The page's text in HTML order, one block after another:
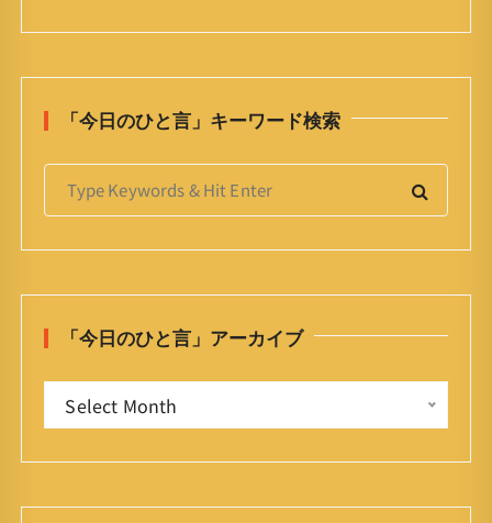
「今日のひと言」キーワード検索
S
r
:
「今日のひと言」アーカイブ
ひ
Select Month